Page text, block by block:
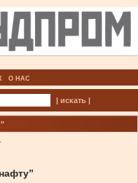
О НАС
| искать |